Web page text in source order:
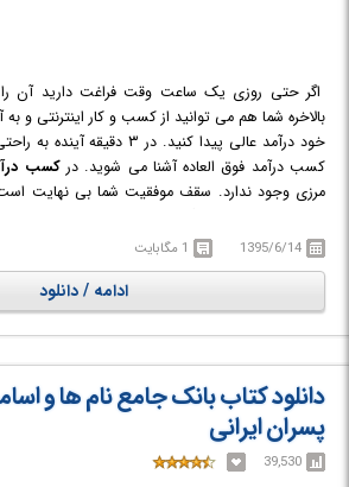
اگر حتی روزی یک ساعت وقت فراغت دارید آن را
بالاخره شما هم می توانید از کسب و کار اینترنتی و به
خود درآمد عالی پیدا کنید. در ۳
کسب درآمد فوق العاده آشنا می شوید. درکسب
مرزی وجود ندارد. سقف موفقیت شما بی نهایت
شما کاملا محدود است، اینجا می توانید هر چه قدر
درآمد کسب کنید.
1395/6/14 1 مگابایت
ادامه / دانلود
دانلود کتاب بانک جامع نام ها و
پسران ایرانی
39,530